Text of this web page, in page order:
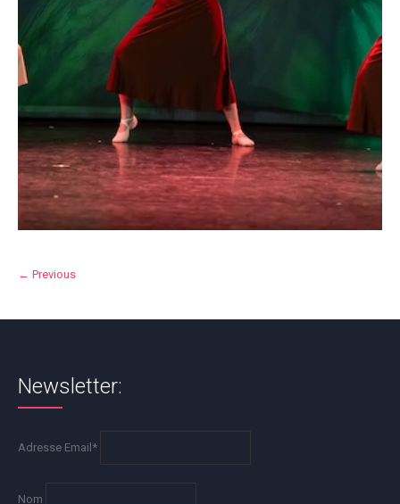
← Previous
Newsletter:
Adresse Email*
Nom